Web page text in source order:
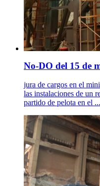
No-DO del 15 de
jura de cargos en el
las instalaciones de un
partido de pelota en el ...